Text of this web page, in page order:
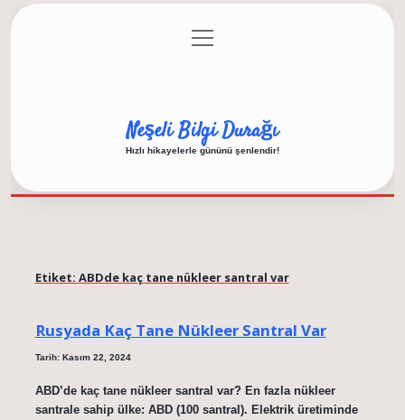
Gizlilik Politikası
menüyü
aç
Neşeli Bilgi Durağı
Hızlı hikayelerle gününü şenlendir!
Etiket: ABDde kaç tane nükleer santral var
Rusyada Kaç Tane Nükleer Santral Var
Tarih: Kasım 22, 2024
ABD’de kaç tane nükleer santral var? En fazla nükleer
santrale sahip ülke: ABD (100 santral). Elektrik üretiminde